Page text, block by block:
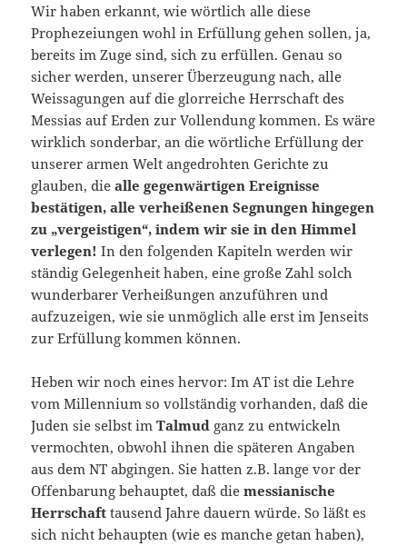
Wir haben erkannt, wie wörtlich alle diese
Prophezeiungen wohl in Erfüllung gehen sollen, ja,
bereits im Zuge sind, sich zu erfüllen. Genau so
sicher werden, unserer Überzeugung nach, alle
Weissagungen auf die glorreiche Herrschaft des
Messias auf Erden zur Vollendung kommen. Es wäre
wirklich sonderbar, an die wörtliche Erfüllung der
unserer armen Welt angedrohten Gerichte zu
glauben, diealle gegenwärtigen Ereignisse
bestätigen, alle verheißenen Segnungen hingegen
zu „vergeistigen“, indem wir sie in den Himmel
verlegen! In den folgenden Kapiteln werden wir
ständig Gelegenheit haben, eine große Zahl solch
wunderbarer Verheißungen anzuführen und
aufzuzeigen, wie sie unmöglich alle erst im Jenseits
zur Erfüllung kommen können.
Heben wir noch eines hervor: Im AT ist die Lehre
vom Millennium so vollständig vorhanden, daß die
Juden sie selbst imTalmud ganz zu entwickeln
vermochten, obwohl ihnen die späteren Angaben
aus dem NT abgingen. Sie hatten z.B. lange vor der
Offenbarung behauptet, daß diemessianische
Herrschaft tausend Jahre dauern würde. So läßt es
sich nicht behaupten (wie es manche getan haben),